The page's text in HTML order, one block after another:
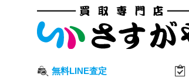
無料LINE査定